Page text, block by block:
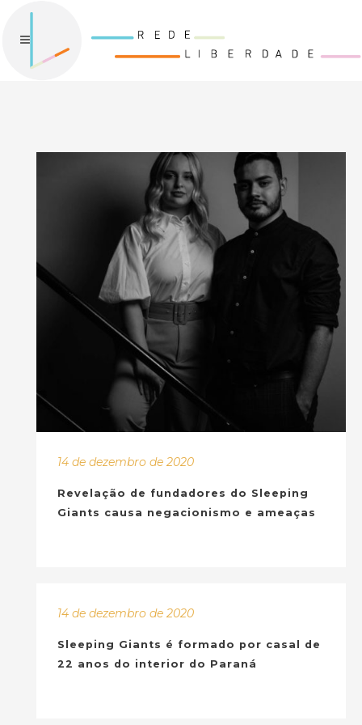
14 de dezembro de 2020
Revelação de fundadores do Sleeping
Giants causa negacionismo e ameaças
14 de dezembro de 2020
Sleeping Giants é formado por casal de
22 anos do interior do Paraná